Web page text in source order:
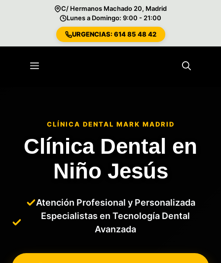
C/ Hermanos Machado 20, Madrid
Lunes a Domingo: 9:00 - 21:00
URGENCIAS: 614 85 48 42
Menú
CLÍNICA DENTAL MARK MADRID
Clínica Dental en
Niño Jesús
Atención Profesional y Personalizada
Especialistas en Tecnología Dental
Avanzada